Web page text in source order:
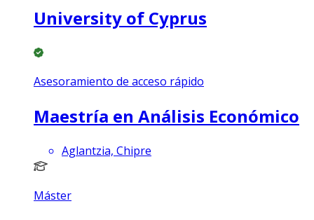
University of Cyprus
Asesoramiento de acceso rápido
Maestría en Análisis Económico
Aglantzia, Chipre
Máster